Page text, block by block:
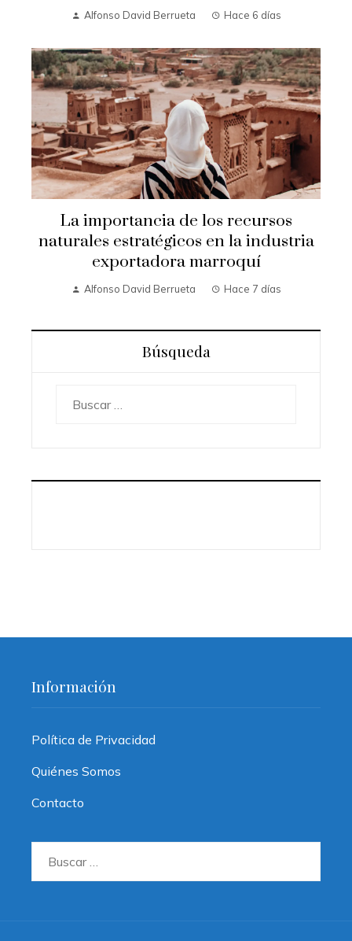
Alfonso David Berrueta Hace 6 días
La importancia de los recursos
naturales estratégicos en la industria
exportadora marroquí
Alfonso David Berrueta Hace 7 días
Búsqueda
Información
Política de Privacidad
Quiénes Somos
Contacto